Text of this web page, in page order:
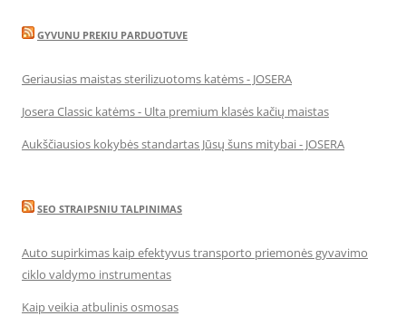
GYVUNU PREKIU PARDUOTUVE
Geriausias maistas sterilizuotoms katėms - JOSERA
Josera Classic katėms - Ulta premium klasės kačių maistas
Aukščiausios kokybės standartas Jūsų šuns mitybai - JOSERA
SEO STRAIPSNIU TALPINIMAS
Auto supirkimas kaip efektyvus transporto priemonės gyvavimo
ciklo valdymo instrumentas
Kaip veikia atbulinis osmosas